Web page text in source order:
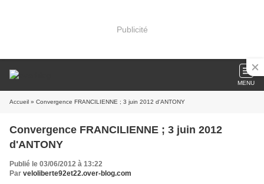
Publicité
MENU
Accueil » Convergence FRANCILIENNE ; 3 juin 2012 d'ANTONY
Convergence FRANCILIENNE ; 3 juin 2012
d'ANTONY
Publié le 03/06/2012 à 13:22
Par veloliberte92et22.over-blog.com